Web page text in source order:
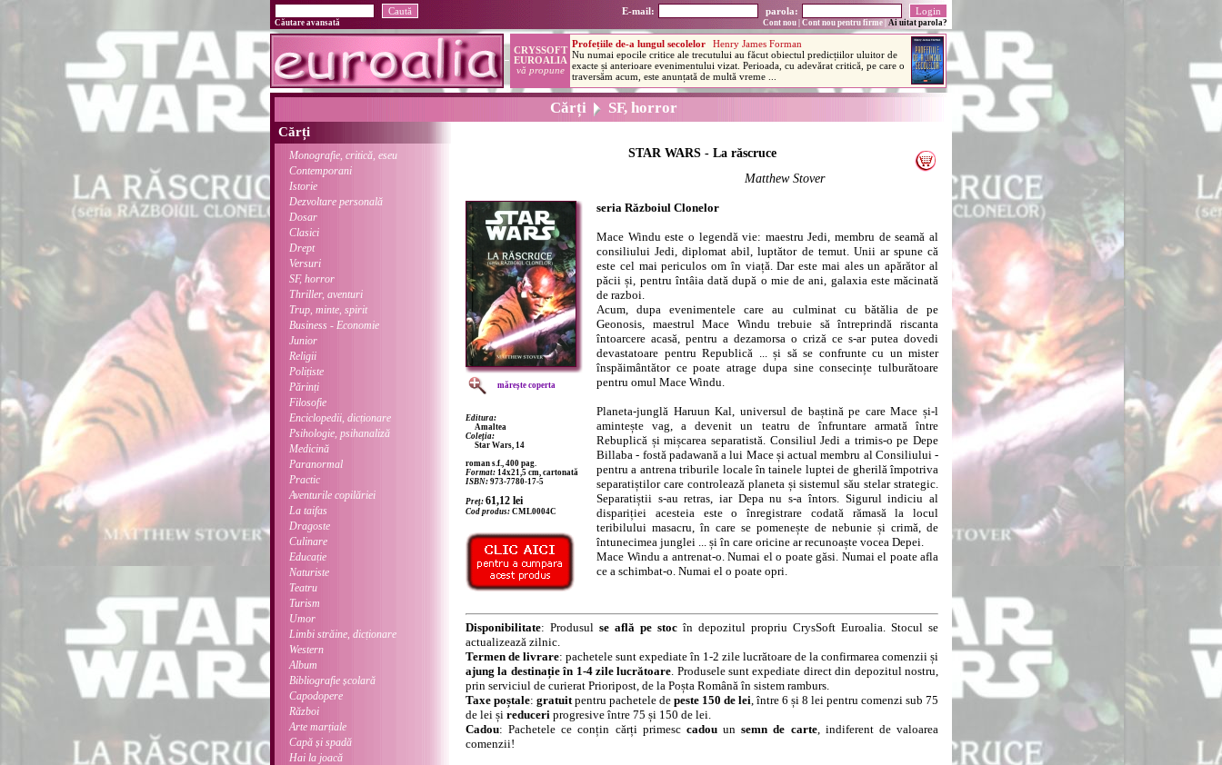
E-mail: parola:
Căutare avansată Cont nou Cont nou pentru firme Ai uitat parola?
Cărți SF, horror
Cărți
Monografie, critică, eseu
Contemporani
Istorie
Dezvoltare personală
Dosar
Clasici
Drept
Versuri
SF, horror
Thriller, aventuri
Trup, minte, spirit
Business - Economie
Junior
Religii
Polițiste
Părinți
Filosofie
Enciclopedii, dicționare
Psihologie, psihanaliză
Medicină
Paranormal
Practic
Aventurile copilăriei
La taifas
Dragoste
Culinare
Educație
Naturiste
Teatru
Turism
Umor
Limbi străine, dicționare
Western
Album
Bibliografie școlară
Capodopere
Război
Arte marțiale
Capă și spadă
Hai la joacă
STAR WARS - La răscruce
Matthew Stover
mărește coperta
Editura:
Amaltea
Coleția:
Star Wars, 14
roman s.f., 400 pag.
Format: 14x21,5 cm, cartonată
ISBN: 973-7780-17-5
Preț: 61,12 lei
Cod produs: CML0004C
seria Războiul Clonelor
Mace Windu este o legendă vie: maestru Jedi, membru de seamă al
consiliului Jedi, diplomat abil, luptător de temut. Unii ar spune că
este cel mai periculos om în viață. Dar este mai ales un apărător al
păcii și, pentru întâia dată după o mie de ani, galaxia este măcinată
de razboi.
Acum, dupa evenimentele care au culminat cu bătălia de pe
Geonosis, maestrul Mace Windu trebuie să întreprindă riscanta
întoarcere acasă, pentru a dezamorsa o criză ce s-ar putea dovedi
devastatoare pentru Republică ... și să se confrunte cu un mister
înspăimântător ce poate atrage dupa sine consecințe tulburătoare
pentru omul Mace Windu.
Planeta-junglă Haruun Kal, universul de baștină pe care Mace și-l
amintește vag, a devenit un teatru de înfruntare armată între
Rebuplică și mișcarea separatistă. Consiliul Jedi a trimis-o pe Depe
Billaba - fostă padawană a lui Mace și actual membru al Consiliului -
pentru a antrena triburile locale în tainele luptei de gherilă împotriva
separatiștilor care controlează planeta și sistemul său stelar strategic.
Separatiștii s-au retras, iar Depa nu s-a întors. Sigurul indiciu al
dispariției acesteia este o înregistrare codată rămasă la locul
teribilului masacru, în care se pomenește de nebunie și crimă, de
întunecimea junglei ... și în care oricine ar recunoaște vocea Depei.
Mace Windu a antrenat-o. Numai el o poate găsi. Numai el poate afla
ce a schimbat-o. Numai el o poate opri.
Disponibilitate: Produsul se află pe stoc în depozitul propriu CrysSoft Euroalia. Stocul se
actualizează zilnic.
Termen de livrare: pachetele sunt expediate în 1-2 zile lucrătoare de la confirmarea comenzii și
ajung la destinație în 1-4 zile lucrătoare. Produsele sunt expediate direct din depozitul nostru,
prin serviciul de curierat Prioripost, de la Poșta Română în sistem ramburs.
Taxe poștale: gratuitpentru pachetele de peste 150 de lei, între 6 și 8 lei pentru comenzi sub 75
de lei și reduceri progresive între 75 și 150 de lei.
Cadou: Pachetele ce conțin cărți primesc cadouunsemn de carte, indiferent de valoarea
comenzii!